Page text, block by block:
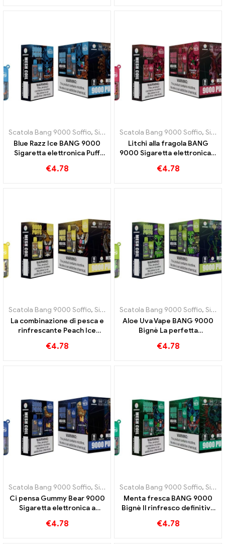
Scatola Bang 9000 Soffio, Sigarette elettroniche usa e getta Svezia
Blue Razz Ice BANG 9000
Sigaretta elettronica Puff
rinfrescante
€4.78
Scatola Bang 9000 Soffio, Sigarette elettroniche usa e getta Svezia
Litchi alla fragola BANG
9000 Sigaretta elettronica a
combinazione di freschezza
€4.78
Scatola Bang 9000 Soffio, Sigarette elettroniche usa e getta Svezia
La combinazione di pesca e
rinfrescante Peach Ice
sigarette elettroniche usa e
€4.78
Scatola Bang 9000 Soffio, Sigarette elettroniche usa e getta Svezia
Aloe Uva Vape BANG 9000
Bignè La perfetta
uva
€4.78
Scatola Bang 9000 Soffio, Sigarette elettroniche usa e getta Svezia
Ci pensa Gummy Bear 9000
Sigaretta elettronica a
svapo dolce e giocosa,
€4.78
Scatola Bang 9000 Soffio, Sigarette elettroniche usa e getta Svezia
Menta fresca BANG 9000
Bignè Il rinfresco definitivo
€4.78